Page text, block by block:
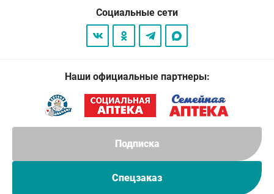
Подписка
Спецзаказ
Социальные сети
Наши официальные партнеры: